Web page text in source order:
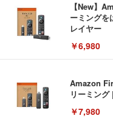
【New】
ーミングを
レイヤー
￥6,980
Amazon
リーミン
￥7,980